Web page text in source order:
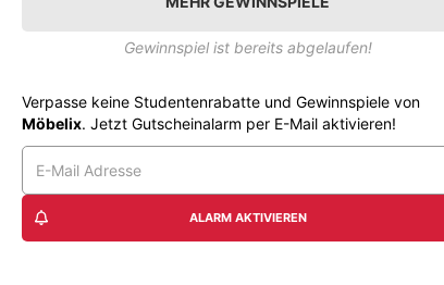
Gewinnspiel ist bereits abgelaufen!
Verpasse keine Studentenrabatte und Gewinnspiele von
Möbelix. Jetzt Gutscheinalarm per E-Mail aktivieren!
ALARM AKTIVIEREN